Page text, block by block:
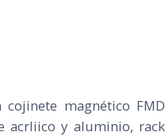
magnético FMD
acrliico y aluminio, rack